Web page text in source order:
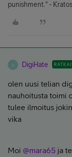
punishment." -
D DigiHate
olen uusi telian
nauhoitusta toimi
tulee ilmoitus
vika
Moi @mara65 ja